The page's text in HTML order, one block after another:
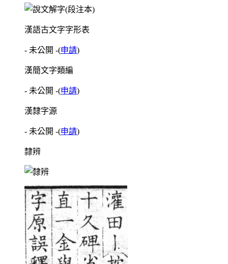
漢語古文字字形表
- 未公開 -(申請)
漢簡文字類編
- 未公開 -(申請)
漢隸字源
- 未公開 -(申請)
隸辨